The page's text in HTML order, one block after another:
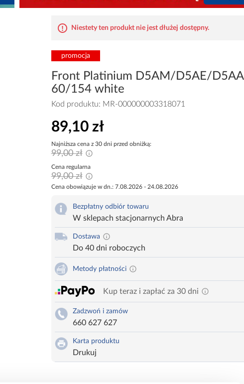
Niestety ten produkt nie jest dłużej dostępny.
promocja
Front Platinium D5AM/D5AE/D5AA
60/154 white
Kod produktu: MR-000000003318071
89,10 zł
Najniższa cena z 30 dni przed obniżką:
99,00 zł
Cena regularna
99,00 zł
Cena obowiązuje w dn.: 7.08.2026 - 24.08.2026
Bezpłatny odbiór towaru
W sklepach stacjonarnych Abra
Dostawa
Do 40 dni roboczych
Metody płatności
Kup teraz i zapłać za 30 dni
Zadzwoń i zamów
660 627 627
Karta produktu
Drukuj